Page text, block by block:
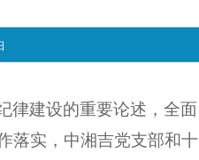
律建设的重要论述，全面
落实，中湘吉党支部和十